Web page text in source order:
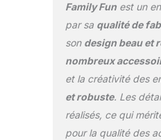
Family Funest un
par sa qualité de
son design beau et
nombreux
et la créativité des
et robuste. Les
réalisés, ce qui
pour la qualité des